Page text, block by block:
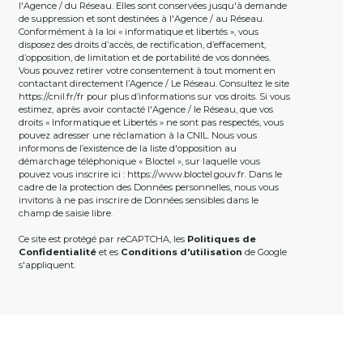
l'Agence / du Réseau. Elles sont conservées jusqu'à demande
de suppression et sont destinées à l'Agence / au Réseau.
Conformément à la loi « informatique et libertés », vous
disposez des droits d’accès, de rectification, d’effacement,
d’opposition, de limitation et de portabilité de vos données.
Vous pouvez retirer votre consentement à tout moment en
contactant directement l’Agence / Le Réseau. Consultez le site
https://cnil.fr/fr pour plus d’informations sur vos droits. Si vous
estimez, après avoir contacté l'Agence / le Réseau, que vos
droits « Informatique et Libertés » ne sont pas respectés, vous
pouvez adresser une réclamation à la CNIL. Nous vous
informons de l’existence de la liste d'opposition au
démarchage téléphonique « Bloctel », sur laquelle vous
pouvez vous inscrire ici : https://www.bloctel.gouv.fr. Dans le
cadre de la protection des Données personnelles, nous vous
invitons à ne pas inscrire de Données sensibles dans le
champ de saisie libre.
Ce site est protégé par reCAPTCHA, les Politiques de
Confidentialitéet es Conditions d'utilisation de Google
s'appliquent.